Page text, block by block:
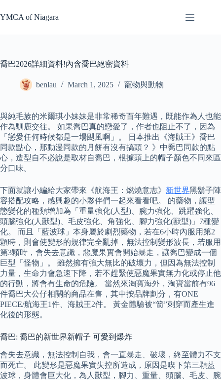
to
content
YMCA of Niagara
喬巴2026詳細資料!內含喬巴絕密資料
benlau March 1, 2025 寵物與動物
與純毛族的米爾琪小妹妹是非常稀奇百年難遇，既能作為人也能
作為馴鹿交往。 如果喬巴真的戀愛了，作者也阻止不了，因為
「戀愛任何時候都是一場颶風啊」。 日本推出《海賊王》喬巴
同款點心，那動漫同款的月餅有沒有搞頭？ 》中喬巴同款的點
心，造型自不必說是取材自喬巴，根據頭上的帽子顏色不同來區
分口味。
下面就讓小編給大家帶來《航海王：燃燒意志》 新世界黑鬍子陣
容搭配攻略，感興趣的小夥伴們一起來看看吧。 的藥物，讓型
態變化的種類增加為「重量強化(人型)、腕力強化、跳躍強化、
頭腦強化(人獸型)、毛皮強化、角強化、腳力強化(獸型)」7種變
化。 而且「藍波球」本身屬於劇烈藥物，若在6小時內服用第2
顆時，則會使變形的規律完全亂掉，無法控制變形波長，若服用
第3顆時，會失去意識，惡魔果實會開始暴走，讓喬巴變成一個
巨型「怪物」。 雖然擁有強大無比的破壞力，但因為無法控制
力量，生命力會急速下降，若不趕緊使惡魔果實無力化或停止他
的行動，將會有生命的危險。 當然來淘寶海外，淘寶當前有96
件喬巴大公仔相關的商品在售，其中按品牌劃分，有ONE
PIECE/航海王1件、海賊王2件。 黃金體驗被“箭”刺穿而產生進
化後的形態。
喬巴: 喬巴的新世界新帽子 可愛到爆炸
會失去意識，無法控制自我，會一直暴走、破壞，終至體力不支
而死亡。 此變形是惡魔果實失控所造成，原因是喫下第三顆藍
波球，身體會巨大化，為人獸型，腳力、重量、頭腦、毛皮、腕